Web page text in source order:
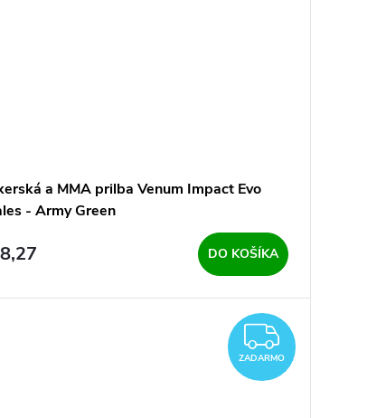
a MMA prilba Venum Impact Evo
- Army Green
DO KOŠÍKA
ZADARMO